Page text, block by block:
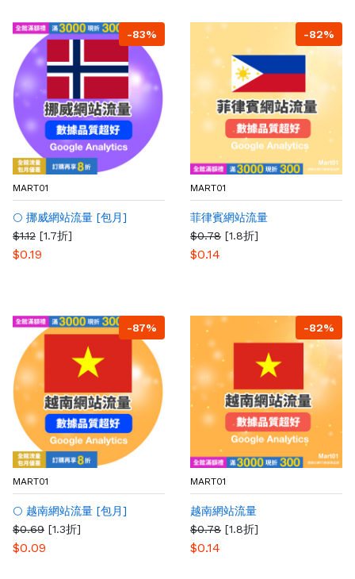
-83%
MART01
🌕 挪威網站流量 [包月]
$1.12 [1.7折]
$0.19
-82%
MART01
菲律賓網站流量
$0.78 [1.8折]
$0.14
-87%
MART01
🌕 越南網站流量 [包月]
$0.69 [1.3折]
$0.09
-82%
MART01
越南網站流量
$0.78 [1.8折]
$0.14